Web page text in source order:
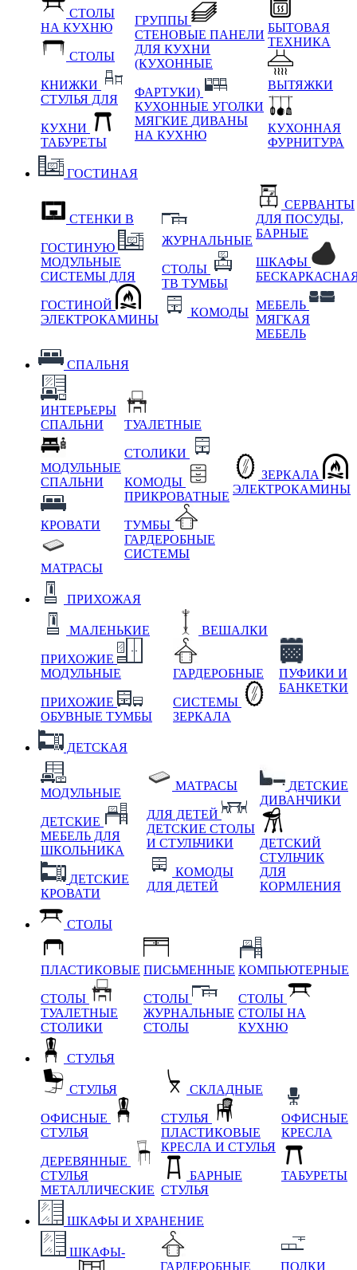
СТОЛЫ
НА КУХНЮ
СТОЛЫ
КНИЖКИ
СТУЛЬЯ ДЛЯ
КУХНИ
ТАБУРЕТЫ
ГРУППЫ
СТЕНОВЫЕ ПАНЕЛИ
ДЛЯ КУХНИ
(КУХОННЫЕ
ФАРТУКИ)
КУХОННЫЕ УГОЛКИ
МЯГКИЕ ДИВАНЫ
НА КУХНЮ
БЫТОВАЯ
ТЕХНИКА
ВЫТЯЖКИ
КУХОННАЯ
ФУРНИТУРА
ГОСТИНАЯ
СТЕНКИ В
ГОСТИНУЮ
МОДУЛЬНЫЕ
СИСТЕМЫ ДЛЯ
ГОСТИНОЙ
ЭЛЕКТРОКАМИНЫ
ЖУРНАЛЬНЫЕ
СТОЛЫ
ТВ ТУМБЫ
КОМОДЫ
СЕРВАНТЫ
ДЛЯ ПОСУДЫ,
БАРНЫЕ
ШКАФЫ
МЕБЕЛЬ
МЯГКАЯ
МЕБЕЛЬ
СПАЛЬНЯ
ИНТЕРЬЕРЫ
СПАЛЬНИ
МОДУЛЬНЫЕ
СПАЛЬНИ
КРОВАТИ
МАТРАСЫ
ТУАЛЕТНЫЕ
СТОЛИКИ
КОМОДЫ
ПРИКРОВАТНЫЕ
ТУМБЫ
ГАРДЕРОБНЫЕ
СИСТЕМЫ
ЗЕРКАЛА
ЭЛЕКТРОКАМИНЫ
ПРИХОЖАЯ
МАЛЕНЬКИЕ
ПРИХОЖИЕ
МОДУЛЬНЫЕ
ПРИХОЖИЕ
ОБУВНЫЕ ТУМБЫ
ВЕШАЛКИ
ГАРДЕРОБНЫЕ
СИСТЕМЫ
ЗЕРКАЛА
ПУФИКИ И
БАНКЕТКИ
ДЕТСКАЯ
МОДУЛЬНЫЕ
ДЕТСКИЕ
МЕБЕЛЬ ДЛЯ
ШКОЛЬНИКА
ДЕТСКИЕ
КРОВАТИ
МАТРАСЫ
ДЛЯ ДЕТЕЙ
ДЕТСКИЕ СТОЛЫ
И СТУЛЬЧИКИ
КОМОДЫ
ДЛЯ ДЕТЕЙ
ДЕТСКИЕ
ДИВАНЧИКИ
ДЕТСКИЙ
СТУЛЬЧИК
ДЛЯ
КОРМЛЕНИЯ
СТОЛЫ
ПЛАСТИКОВЫЕ
СТОЛЫ
ТУАЛЕТНЫЕ
СТОЛИКИ
ПИСЬМЕННЫЕ
СТОЛЫ
ЖУРНАЛЬНЫЕ
СТОЛЫ
КОМПЬЮТЕРНЫЕ
СТОЛЫ
СТОЛЫ НА
КУХНЮ
СТУЛЬЯ
СТУЛЬЯ
ОФИСНЫЕ
СТУЛЬЯ
ДЕРЕВЯННЫЕ
СТУЛЬЯ
МЕТАЛЛИЧЕСКИЕ
СКЛАДНЫЕ
СТУЛЬЯ
ПЛАСТИКОВЫЕ
КРЕСЛА И СТУЛЬЯ
БАРНЫЕ
СТУЛЬЯ
ОФИСНЫЕ
КРЕСЛА
ТАБУРЕТЫ
ШКАФЫ И ХРАНЕНИЕ
ШКАФЫ-
ГАРДЕРОБНЫЕ
ПОЛКИ